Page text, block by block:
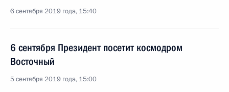
6 сентября 2019 года, 15:40
6 сентября Президент посетит космодром
Восточный
5 сентября 2019 года, 15:00